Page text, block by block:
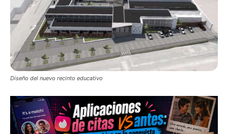
Diseño del nuevo recinto educativo